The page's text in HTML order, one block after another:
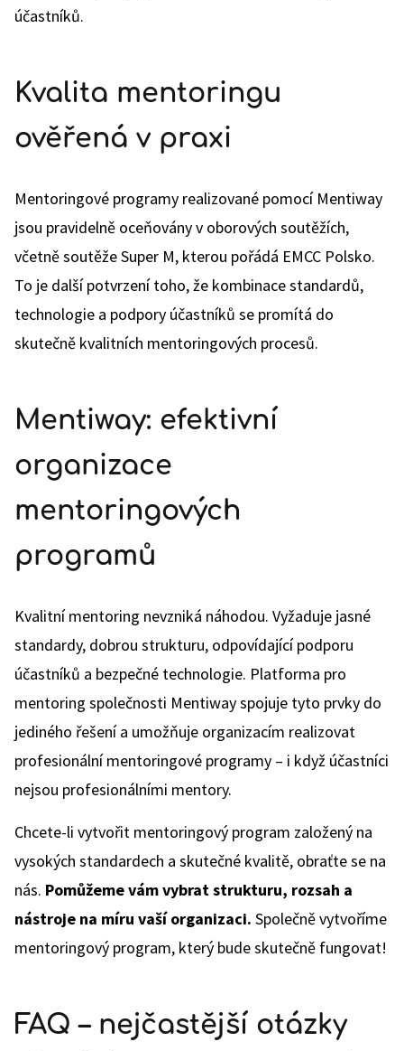
účastníků.
Kvalita mentoringu
ověřená v praxi
Mentoringové programy realizované pomocí Mentiway
jsou pravidelně oceňovány v oborových soutěžích,
včetně soutěže Super M, kterou pořádá EMCC Polsko.
To je další potvrzení toho, že kombinace standardů,
technologie a podpory účastníků se promítá do
skutečně kvalitních mentoringových procesů.
Mentiway: efektivní
organizace
mentoringových
programů
Kvalitní mentoring nevzniká náhodou. Vyžaduje jasné
standardy, dobrou strukturu, odpovídající podporu
účastníků a bezpečné technologie. Platforma pro
mentoring společnosti Mentiway spojuje tyto prvky do
jediného řešení a umožňuje organizacím realizovat
profesionální mentoringové programy – i když účastníci
nejsou profesionálními mentory.
Chcete-li vytvořit mentoringový program založený na
vysokých standardech a skutečné kvalitě, obraťte se na
nás. Pomůžeme vám vybrat strukturu, rozsah a
nástroje na míru vaší organizaci. Společně vytvoříme
mentoringový program, který bude skutečně fungovat!
FAQ – nejčastější otázky